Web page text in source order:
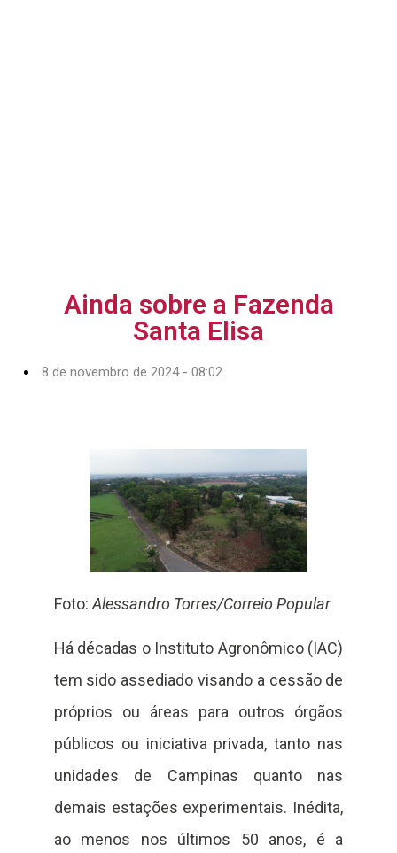
Ainda sobre a Fazenda
Santa Elisa
8 de novembro de 2024 - 08:02
Foto: Alessandro Torres/Correio Popular
Há décadas o Instituto Agronômico (IAC)
tem sido assediado visando a cessão de
próprios ou áreas para outros órgãos
públicos ou iniciativa privada, tanto nas
unidades de Campinas quanto nas
demais estações experimentais. Inédita,
ao menos nos últimos 50 anos, é a